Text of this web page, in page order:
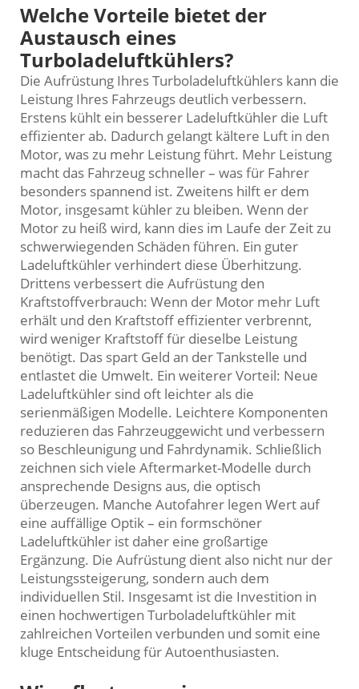
Welche Vorteile bietet der
Austausch eines
Turboladeluftkühlers?
Die Aufrüstung Ihres Turboladeluftkühlers kann die
Leistung Ihres Fahrzeugs deutlich verbessern.
Erstens kühlt ein besserer Ladeluftkühler die Luft
effizienter ab. Dadurch gelangt kältere Luft in den
Motor, was zu mehr Leistung führt. Mehr Leistung
macht das Fahrzeug schneller – was für Fahrer
besonders spannend ist. Zweitens hilft er dem
Motor, insgesamt kühler zu bleiben. Wenn der
Motor zu heiß wird, kann dies im Laufe der Zeit zu
schwerwiegenden Schäden führen. Ein guter
Ladeluftkühler verhindert diese Überhitzung.
Drittens verbessert die Aufrüstung den
Kraftstoffverbrauch: Wenn der Motor mehr Luft
erhält und den Kraftstoff effizienter verbrennt,
wird weniger Kraftstoff für dieselbe Leistung
benötigt. Das spart Geld an der Tankstelle und
entlastet die Umwelt. Ein weiterer Vorteil: Neue
Ladeluftkühler sind oft leichter als die
serienmäßigen Modelle. Leichtere Komponenten
reduzieren das Fahrzeuggewicht und verbessern
so Beschleunigung und Fahrdynamik. Schließlich
zeichnen sich viele Aftermarket-Modelle durch
ansprechende Designs aus, die optisch
überzeugen. Manche Autofahrer legen Wert auf
eine auffällige Optik – ein formschöner
Ladeluftkühler ist daher eine großartige
Ergänzung. Die Aufrüstung dient also nicht nur der
Leistungssteigerung, sondern auch dem
individuellen Stil. Insgesamt ist die Investition in
einen hochwertigen Turboladeluftkühler mit
zahlreichen Vorteilen verbunden und somit eine
kluge Entscheidung für Autoenthusiasten.